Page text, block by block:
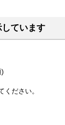
ています
)
ださい。